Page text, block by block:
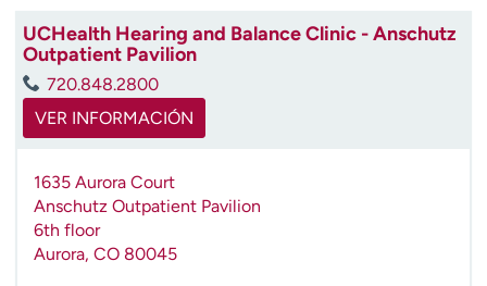
UCHealth Hearing and Balance Clinic - Anschutz
Outpatient Pavilion
720.848.2800
VER INFORMACIÓN
1635 Aurora Court
Anschutz Outpatient Pavilion
6th floor
Aurora, CO 80045